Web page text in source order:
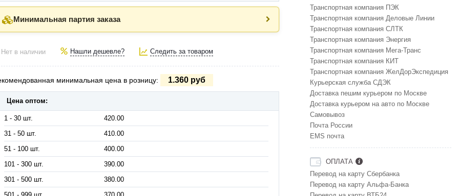
Минимальная партия заказа
Нет в наличии Нашли дешевле? Следить за товаром
минимальная цена в розницу: 1.360 руб
Цена оптом:
1 - 30 шт.
420.00
31 - 50 шт.
410.00
51 - 100 шт.
400.00
101 - 300 шт.
390.00
301 - 500 шт.
380.00
Транспортная компания ПЭК
Транспортная компания Деловые Линии
Транспортная компания СЛТК
Транспортная компания Энергия
Транспортная компания Мега-Транс
Транспортная компания КИТ
Транспортная компания ЖелДорЭкспедиция
Курьерская служба СДЭК
Доставка пешим курьером по Москве
Доставка курьером на авто по Москве
Самовывоз
Почта России
EMS почта
ОПЛАТА
Перевод на карту Сбербанка
Перевод на карту Альфа-Банка